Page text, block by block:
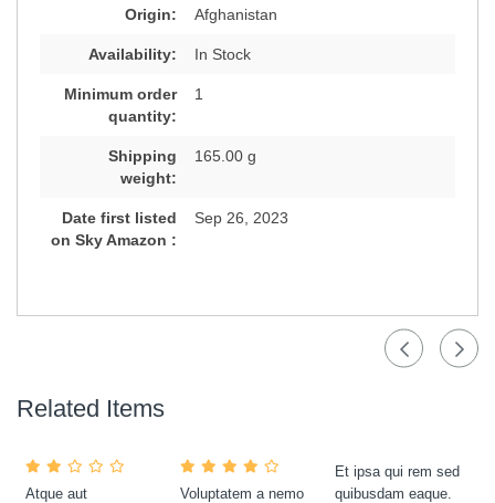
Origin: Afghanistan
Availability: In Stock
Minimum order
quantity:
1
Shipping
weight:
165.00 g
Date first listed
on Sky Amazon :
Sep 26, 2023
Related Items
Atque aut
Voluptatem a nemo
Et ipsa qui rem sed
quibusdam eaque.